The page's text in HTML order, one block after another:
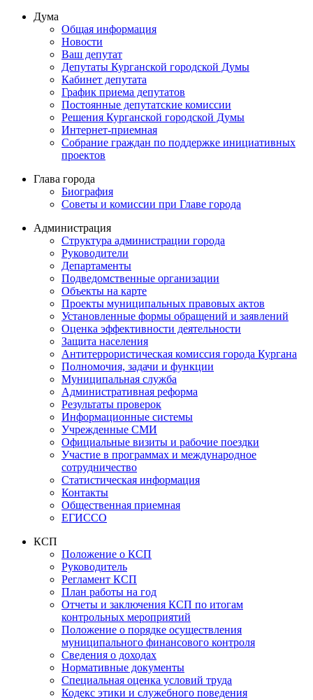
Дума
Общая информация
Новости
Ваш депутат
Депутаты Курганской городской Думы
Кабинет депутата
График приема депутатов
Постоянные депутатские комиссии
Решения Курганской городской Думы
Интернет-приемная
Собрание граждан по поддержке инициативных
проектов
Глава города
Биография
Советы и комиссии при Главе города
Администрация
Структура администрации города
Руководители
Департаменты
Подведомственные организации
Объекты на карте
Проекты муниципальных правовых актов
Установленные формы обращений и заявлений
Оценка эффективности деятельности
Защита населения
Антитеррористическая комиссия города Кургана
Полномочия, задачи и функции
Муниципальная служба
Административная реформа
Результаты проверок
Информационные системы
Учрежденные СМИ
Официальные визиты и рабочие поездки
Участие в программах и международное
сотрудничество
Статистическая информация
Контакты
Общественная приемная
ЕГИССО
КСП
Положение о КСП
Руководитель
Регламент КСП
План работы на год
Отчеты и заключения КСП по итогам
контрольных мероприятий
Положение о порядке осуществления
муниципального финансового контроля
Сведения о доходах
Нормативные документы
Специальная оценка условий труда
Кодекс этики и служебного поведения